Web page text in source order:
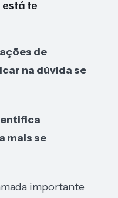
te
de
na dúvida se
mais se
importante